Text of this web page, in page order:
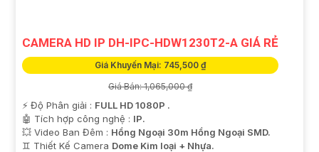
CAMERA HD IP DH-IPC-HDW1230T2-A GIÁ RẺ
Giá Khuyến Mại: 745,500 ₫
Giá Bán: 1,065,000 ₫
️⚡ Độ Phân giải : FULL HD 1080P .
🤖️ Tích hợp công nghệ : IP.
💥 Video Ban Đêm : Hồng Ngoại 30m Hồng Ngoại SMD.
♊ Thiết Kế Camera Dome Kim loại + Nhựa.